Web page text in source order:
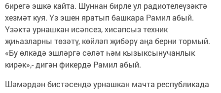
бирегә эшкә кайта. Шуннан бирле ул радиотелеүзәктә
хезмәт куя. Үз эшен яратып башкара Рамил абый.
Үзәктә урнашкан исәпсез, хисапсыз техник
җиһазларны төзәтү, көйләп җибәрү аңа берни тормый.
«Бу өлкәдә эшләргә сәләт һәм кызыксынучанлык
кирәк»,- дигән фикердә Рамил абый.
Шәмәрдән бистәсендә урнашкан мачта республикада